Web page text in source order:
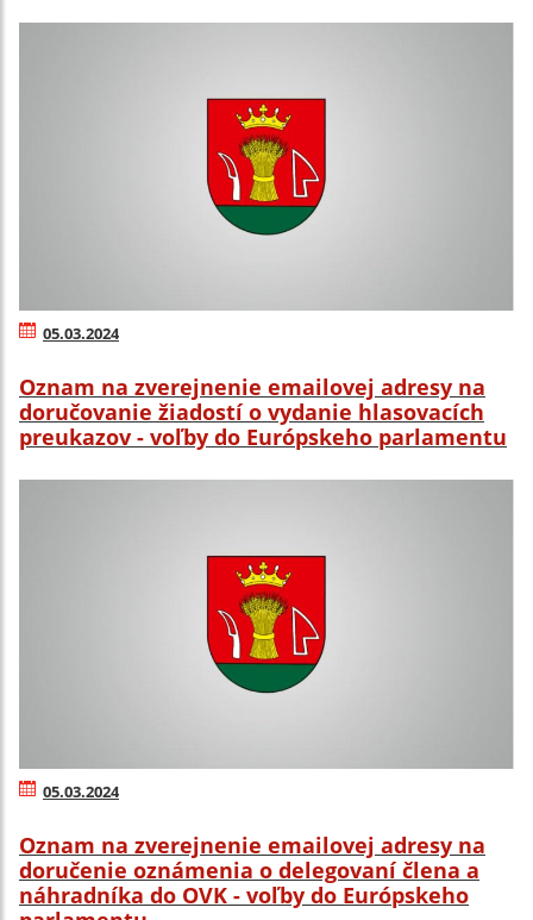
05.03.2024
Oznam na zverejnenie emailovej adresy na
doručovanie žiadostí o vydanie hlasovacích
preukazov - voľby do Európskeho parlamentu
05.03.2024
Oznam na zverejnenie emailovej adresy na
doručenie oznámenia o delegovaní člena a
náhradníka do OVK - voľby do Európskeho